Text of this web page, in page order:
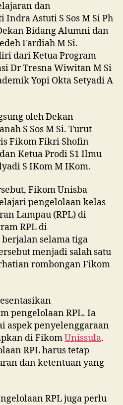
dan
Indra Astuti S Sos M Si Ph
Bidang Alumni dan
Fardiah M Si.
dari Ketua Program
Dr Tresna Wiwitan M Si
Yopi Okta Setyadi A
oleh Dekan
S Sos M Si. Turut
Fikom Fikri Shofin
Ketua Prodi S1 Ilmu
S IKom M IKom.
Fikom Unisba
pengelolaan kelas
Lampau (RPL) di
RPL di
selama tiga
menjadi salah satu
rombongan Fikom
pengelolaan RPL. Ia
aspek penyelenggaraan
di FikomUnissula.
RPL harus tetap
dan ketentuan yang
RPL juga perlu